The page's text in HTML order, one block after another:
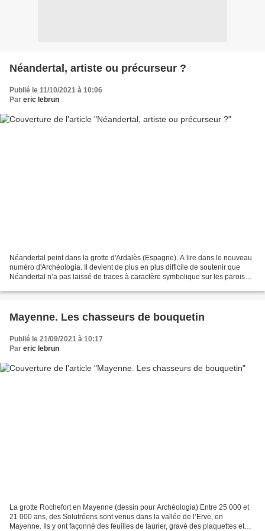
Néandertal, artiste ou précurseur ?
Publié le 11/10/2021 à 10:06
Par eric lebrun
Néandertal peint dans la grotte d'Ardalès (Espagne). A lire dans le nouveau
numéro d'Archéologia. Il devient de plus en plus difficile de soutenir que
Néandertal n’a pas laissé de traces à caractère symbolique sur les parois
Mayenne. Les chasseurs de bouquetin
Publié le 21/09/2021 à 10:17
Par eric lebrun
La grotte Rochefort en Mayenne (dessin pour Archéologia) Entre 25 000 et
21 000 ans, des Solutréens sont venus dans la vallée de l’Erve, en
Mayenne. Ils y ont façonné des feuilles de laurier, gravé des plaquettes et